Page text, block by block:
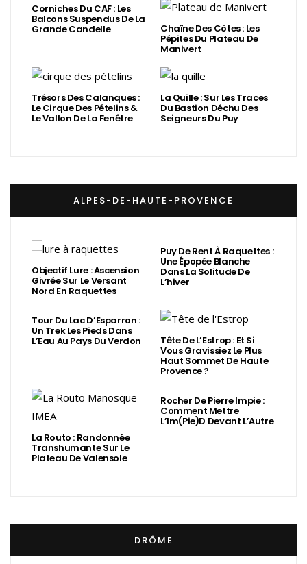
Corniches Du CAF : Les
Balcons Suspendus De La
Grande Candelle Chaîne Des Côtes : Les
Pépites Du Plateau De
Manivert
Trésors Des Calanques :
Le Cirque Des Pételins &
Le Vallon De La Fenêtre
La Quille : Sur Les Traces
Du Bastion Déchu Des
Seigneurs Du Puy
ALPES-DE-HAUTE-PROVENCE
Objectif Lure : Ascension
Givrée Sur Le Versant
Nord En Raquettes
Puy De Rent À Raquettes :
Une Épopée Blanche
Dans La Solitude De
L’hiver
Tour Du Lac D’Esparron :
Un Trek Les Pieds Dans
L’Eau Au Pays Du Verdon Tête De L’Estrop : Et Si
Vous Gravissiez Le Plus
Haut Sommet De Haute
Provence ?
La Routo : Randonnée
Transhumante Sur Le
Plateau De Valensole
Rocher De Pierre Impie :
Comment Mettre
L’Im(Pie)d Devant L’Autre
DRÔME